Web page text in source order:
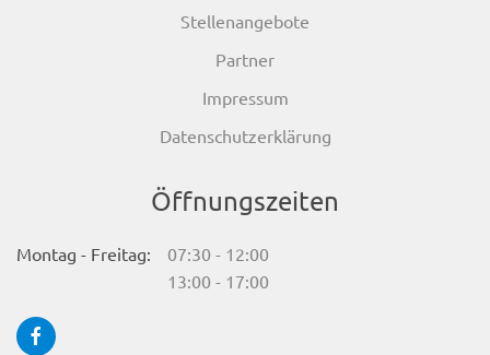
Stellenangebote
Partner
Impressum
Datenschutzerklärung
Öffnungszeiten
Montag - Freitag:
07:30 - 12:00
13:00 - 17:00